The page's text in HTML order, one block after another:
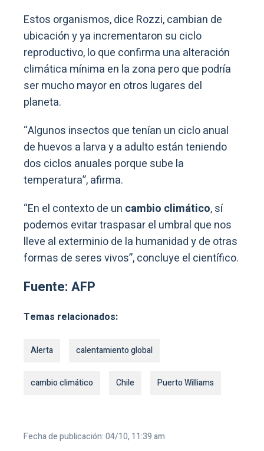
Estos organismos, dice Rozzi, cambian de
ubicación y ya incrementaron su ciclo
reproductivo, lo que confirma una alteración
climática mínima en la zona pero que podría
ser mucho mayor en otros lugares del
planeta.
“Algunos insectos que tenían un ciclo anual
de huevos a larva y a adulto están teniendo
dos ciclos anuales porque sube la
temperatura”, afirma.
“En el contexto de un cambio climático, sí
podemos evitar traspasar el umbral que nos
lleve al exterminio de la humanidad y de otras
formas de seres vivos”, concluye el científico.
Fuente: AFP
Temas relacionados:
Alerta calentamiento global
cambio climático Chile Puerto Williams
Fecha de publicación: 04/10, 11:39 am